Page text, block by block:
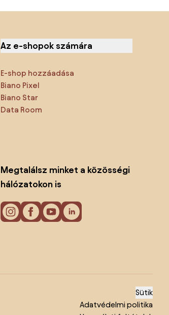
Az e-shopok számára
E-shop hozzáadása
Biano Pixel
Biano Star
Data Room
Megtalálsz minket a közösségi
hálózatokon is
Sütik
Adatvédelmi politika